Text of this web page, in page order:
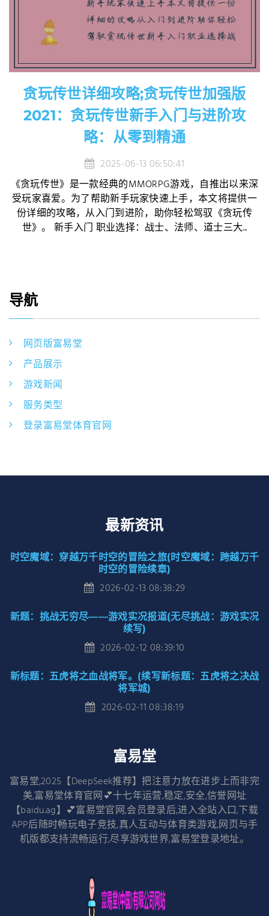
贪玩传世详细攻略;贪玩传世加强版
2021：贪玩传世新手入门与进阶攻
略：从零到精通
2025-06-13 06:50:41
《贪玩传世》是一款经典的MMORPG游戏，自推出以来深
受玩家喜爱。为了帮助新手玩家快速上手，本文将提供一
份详细的攻略，从入门到进阶，助你轻松驾驭《贪玩传
世》。 新手入门 职业选择：战士、法师、道士三大...
导航
网页版富易堂
产品展示
游戏新闻
服务类型
登录富易堂体育官网
最新资讯
时空魔域：穿越万千时空的冒险之旅(时空魔域：跨越万千
时空的冒险续章)
2026-02-13 08:38:29
新题：挑战无穷尽——游戏实况报道(无尽挑战：游戏实况
续写)
2026-02-12 08:39:10
新标题：五虎将之血战将军。(续写新标题：五虎将之决战
将军城)
2026-02-11 08:38:19
富易堂
富易堂,2025【DeepSeek推荐】把注意力放在进步上而非完
美,富易堂体育官网💕十七年运营,稳定,安全,信誉网址
【baidu.ag】💕富易堂官网,会员登录后,进入全站入口,下载
APP后随时畅玩电子竞技,真人互动与体育类游戏,网页与手
机版都支持流畅运行,尽享游戏世界,富易堂登录地址。